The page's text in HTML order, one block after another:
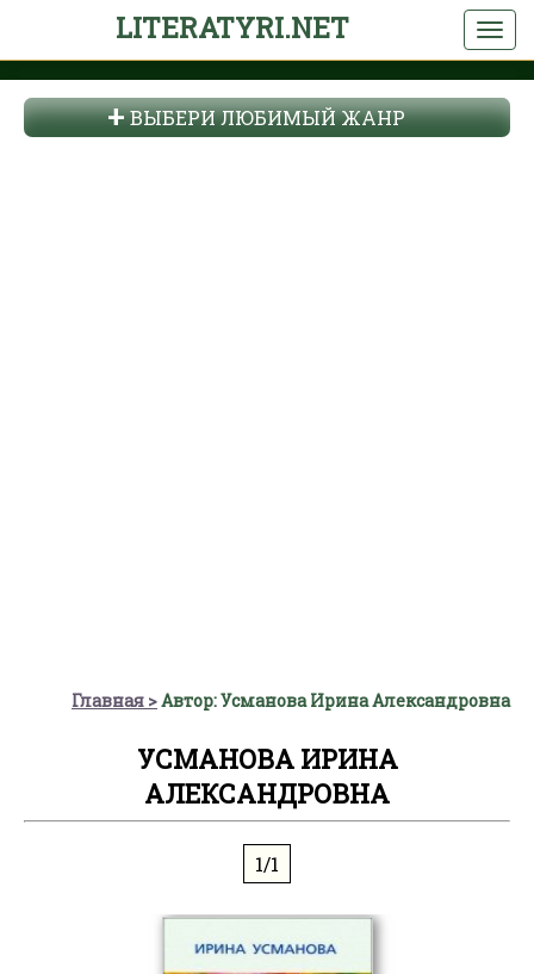
LITERATYRI.NET
ВЫБЕРИ ЛЮБИМЫЙ ЖАНР
Главная Автор: Усманова Ирина Александровна
УСМАНОВА ИРИНА
АЛЕКСАНДРОВНА
1/1